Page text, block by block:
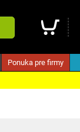
Ponuka pre firmy